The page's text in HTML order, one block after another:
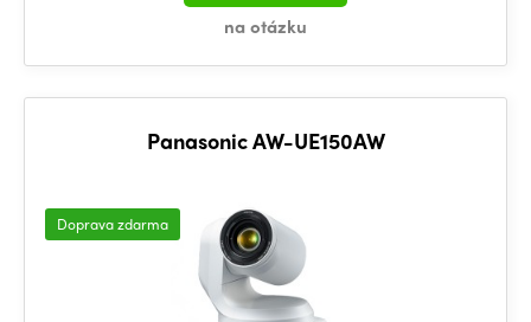
na otázku
Panasonic AW-UE150AW
Doprava zdarma